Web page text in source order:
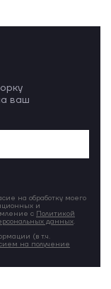
ваш
на обработку моего
и
с Политикой
данных.
(в т.ч.
на получение